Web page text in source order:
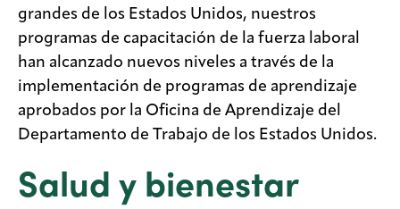
grandes de los Estados Unidos, nuestros
programas de capacitación de la fuerza laboral
han alcanzado nuevos niveles a través de la
implementación de programas de aprendizaje
aprobados por la Oficina de Aprendizaje del
Departamento de Trabajo de los Estados Unidos.
Salud y bienestar